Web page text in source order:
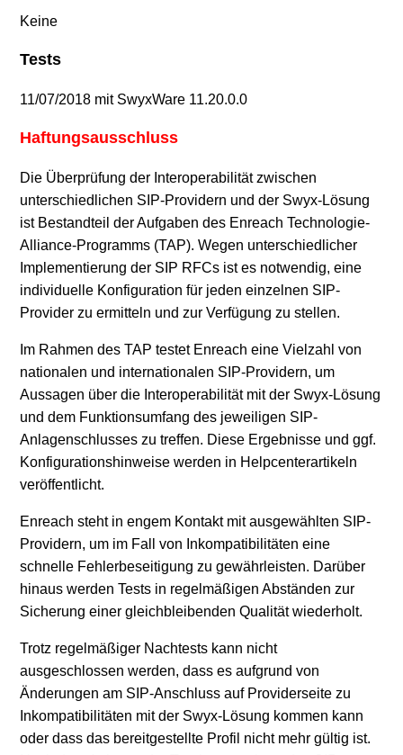
Keine
Tests
11/07/2018 mit SwyxWare 11.20.0.0
Haftungsausschluss
Die Überprüfung der Interoperabilität zwischen
unterschiedlichen SIP-Providern und der Swyx-Lösung
ist Bestandteil der Aufgaben des Enreach Technologie-
Alliance-Programms (TAP). Wegen unterschiedlicher
Implementierung der SIP RFCs ist es notwendig, eine
individuelle Konfiguration für jeden einzelnen SIP-
Provider zu ermitteln und zur Verfügung zu stellen.
Im Rahmen des TAP testet Enreach eine Vielzahl von
nationalen und internationalen SIP-Providern, um
Aussagen über die Interoperabilität mit der Swyx-Lösung
und dem Funktionsumfang des jeweiligen SIP-
Anlagenschlusses zu treffen. Diese Ergebnisse und ggf.
Konfigurationshinweise werden in Helpcenterartikeln
veröffentlicht.
Enreach steht in engem Kontakt mit ausgewählten SIP-
Providern, um im Fall von Inkompatibilitäten eine
schnelle Fehlerbeseitigung zu gewährleisten. Darüber
hinaus werden Tests in regelmäßigen Abständen zur
Sicherung einer gleichbleibenden Qualität wiederholt.
Trotz regelmäßiger Nachtests kann nicht
ausgeschlossen werden, dass es aufgrund von
Änderungen am SIP-Anschluss auf Providerseite zu
Inkompatibilitäten mit der Swyx-Lösung kommen kann
oder dass das bereitgestellte Profil nicht mehr gültig ist.